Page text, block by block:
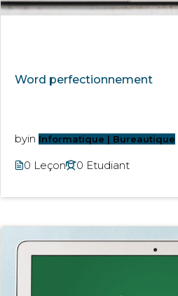
Word perfectionnement
byin Informatique | Bureautique
0 Leçon 0 Etudiant